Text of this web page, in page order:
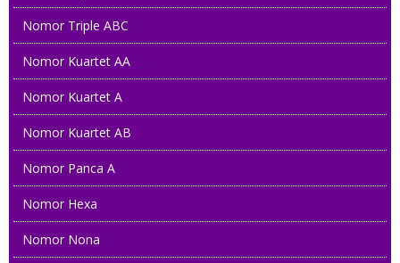
Nomor Triple ABC
Nomor Kuartet AA
Nomor Kuartet A
Nomor Kuartet AB
Nomor Panca A
Nomor Hexa
Nomor Nona
08135 87 7890
08122 805 1688